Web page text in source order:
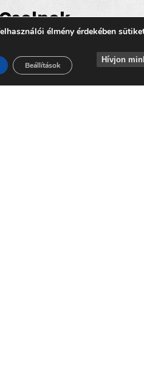
–
minden
garázsrendezésről,
élmény érdekében
Beállítások
Hívjon